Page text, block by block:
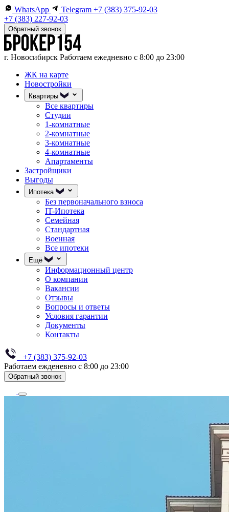
WhatsApp Telegram +7 (383) 375-92-03
+7 (383) 227-92-03
Обратный звонок
г. Новосибирск Работаем ежедневно с 8:00 до 23:00
ЖК на карте
Новостройки
Квартиры
Все квартиры
Студии
1-комнатные
2-комнатные
3-комнатные
4-комнатные
Апартаменты
Застройщики
Выгоды
Ипотека
Без первоначального взноса
IT-Ипотека
Семейная
Стандартная
Военная
Все ипотеки
Ещё
Информационный центр
О компании
Вакансии
Отзывы
Вопросы и ответы
Условия гарантии
Документы
Контакты
+7 (383) 375-92-03
Работаем ежденевно с 8:00 до 23:00
Обратный звонок